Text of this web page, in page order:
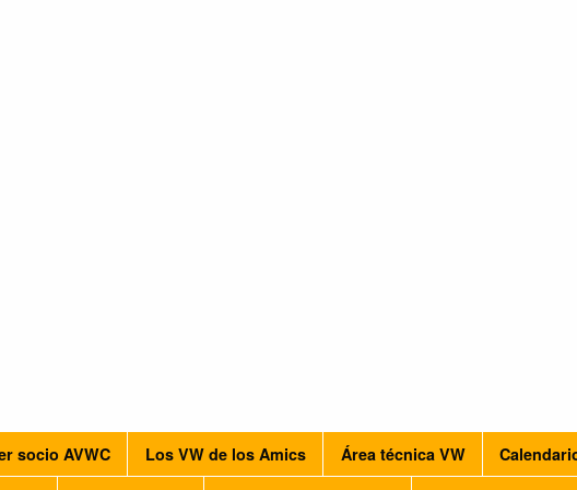
socio AVWC Los VW de los Amics Área técnica VW